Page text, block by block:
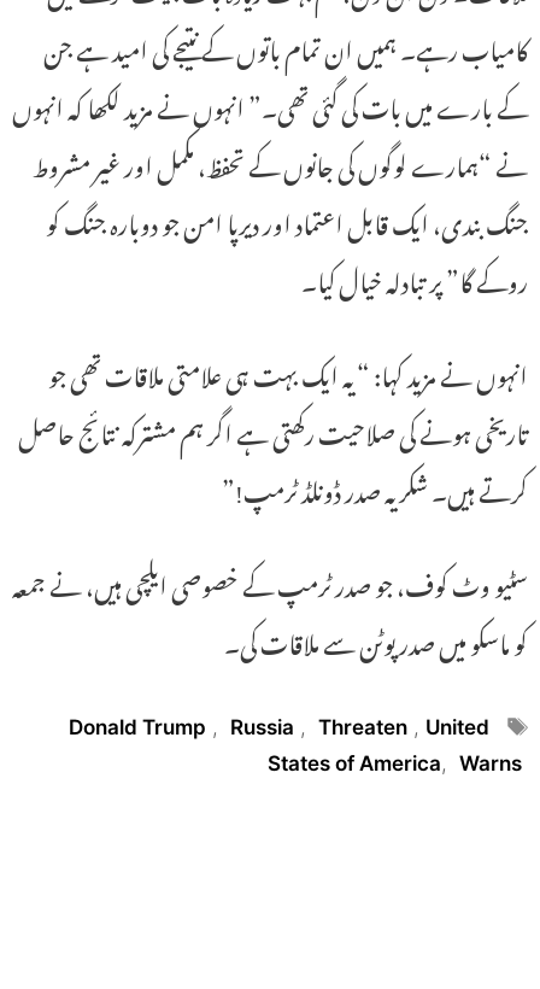
کامیاب رہے۔ ہمیں ان تمام باتوں کے نتیجے کی امید ہے جن
کے بارے میں بات کی گئی تھی۔” انہوں نے مزید لکھا کہ انہوں
نے “ہمارے لوگوں کی جانوں کے تحفظ، مکمل اور غیر مشروط
جنگ بندی، ایک قابل اعتماد اور دیرپا امن جو دوبارہ جنگ کو
روکے گا” پر تبادلہ خیال کیا۔
انہوں نے مزید کہا: “یہ ایک بہت ہی علامتی ملاقات تھی جو
تاریخی ہونے کی صلاحیت رکھتی ہے اگر ہم مشترکہ نتائج حاصل
کرتے ہیں۔ شکریہ صدر ڈونلڈ ٹرمپ!”
سٹیو وٹ کوف، جو صدر ٹرمپ کے خصوصی ایلچی ہیں، نے جمعہ
کو ماسکو میں صدر پوٹن سے ملاقات کی۔
Tags
Donald Trump , Russia , Threaten , United
States of America, Warns